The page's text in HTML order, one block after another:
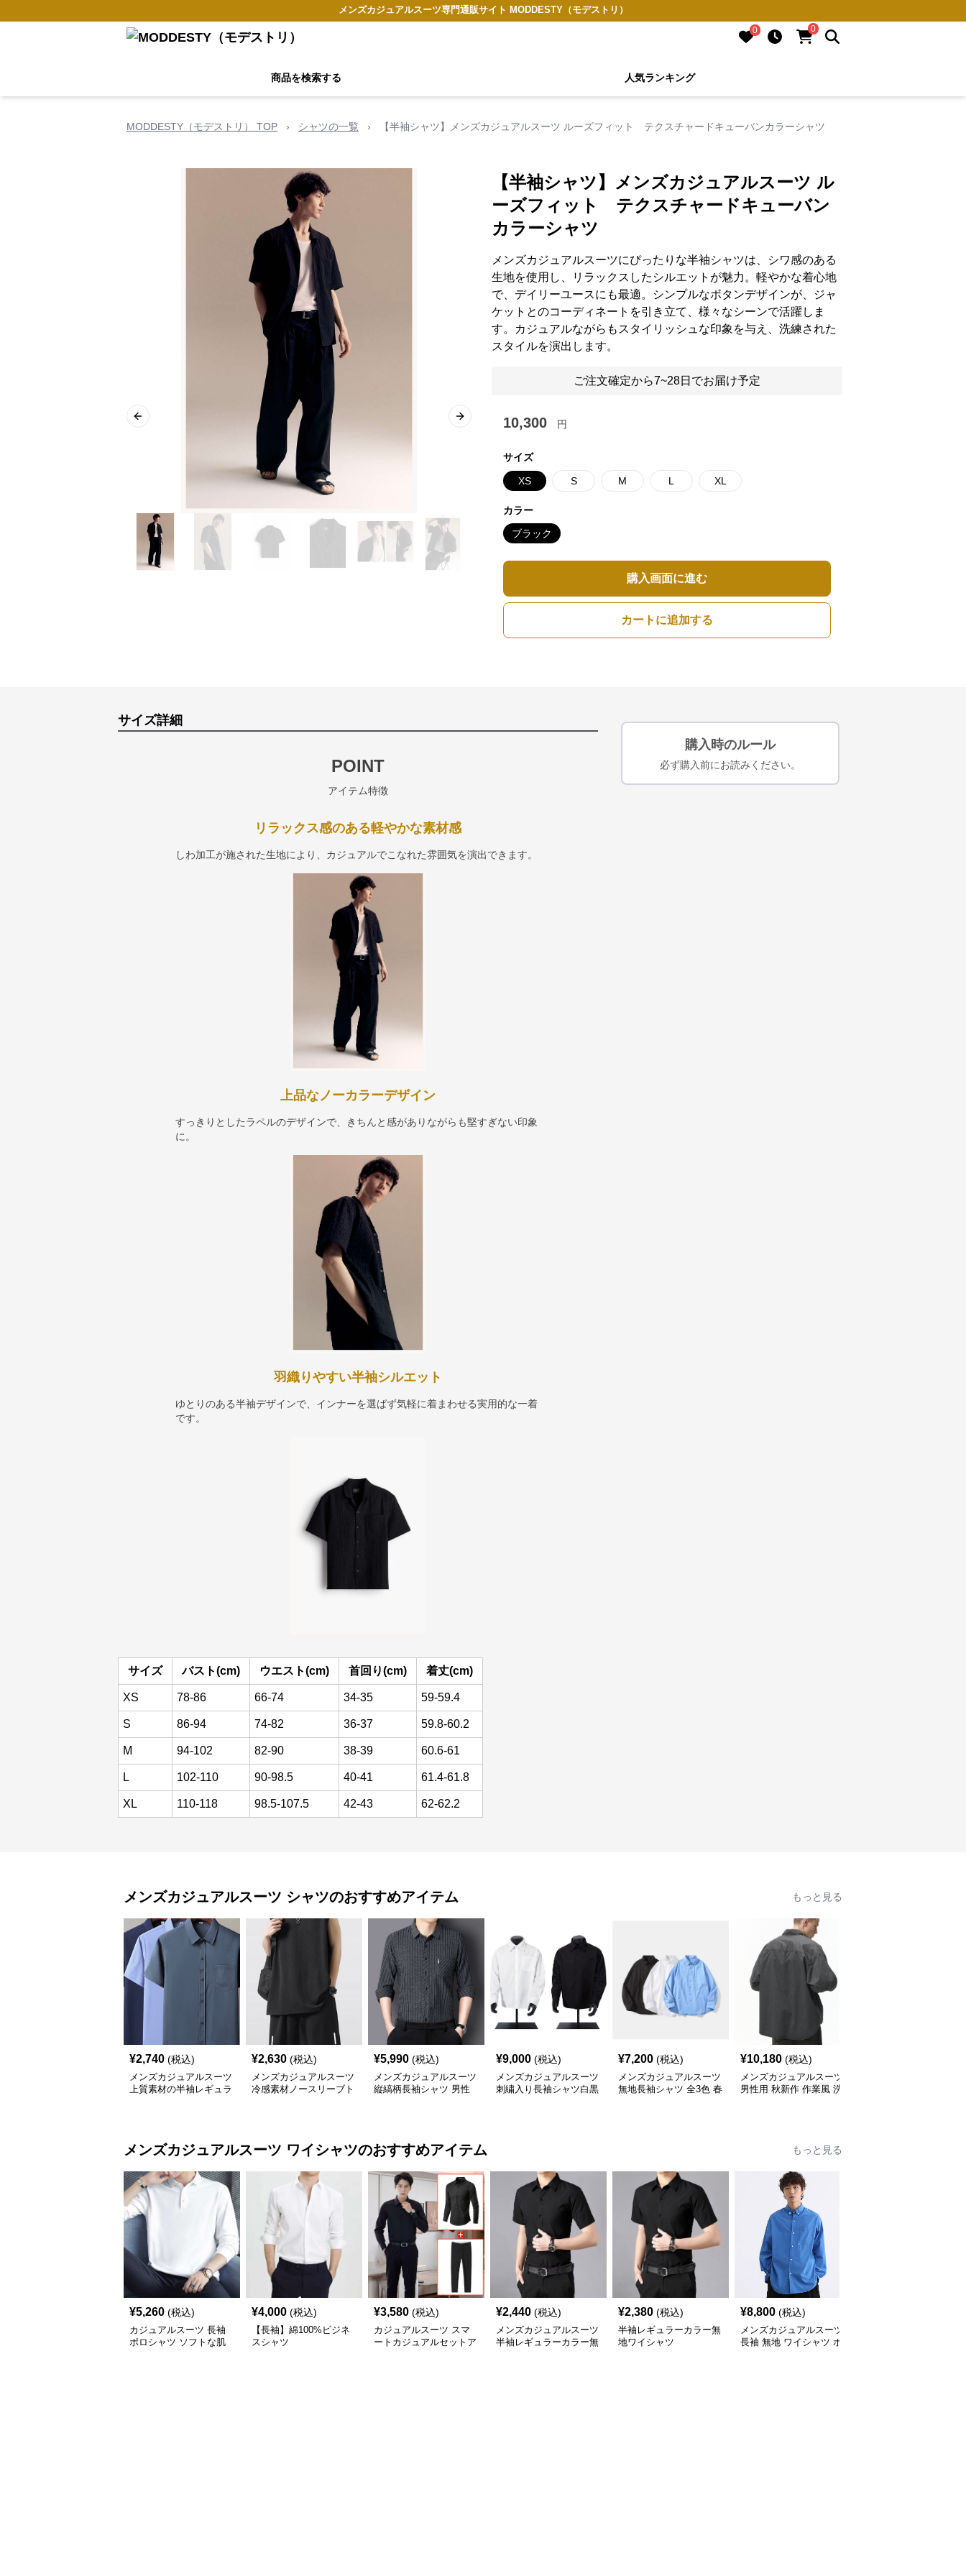
メンズカジュアルスーツ専門通販サイト MODDESTY（モデストリ）
0 0
商品を検索する 人気ランキング
MODDESTY（モデストリ） TOP › シャツの一覧 › 【半袖シャツ】メンズカジュアルスーツ ルーズフィット テクスチャードキューバンカラーシャツ
Previous slide Next slide
【半袖シャツ】メンズカジュアルスーツ ル
ーズフィット テクスチャードキューバン
カラーシャツ
メンズカジュアルスーツにぴったりな半袖シャツは、シワ感のある
生地を使用し、リラックスしたシルエットが魅力。軽やかな着心地
で、デイリーユースにも最適。シンプルなボタンデザインが、ジャ
ケットとのコーディネートを引き立て、様々なシーンで活躍しま
す。カジュアルながらもスタイリッシュな印象を与え、洗練された
スタイルを演出します。
ご注文確定から7~28日でお届け予定
10,300 円
サイズ
XS S M L XL
カラー
ブラック
購入画面に進む
カートに追加する
サイズ詳細
POINT
アイテム特徴
リラックス感のある軽やかな素材感
しわ加工が施された生地により、カジュアルでこなれた雰囲気を演出できます。
上品なノーカラーデザイン
すっきりとしたラペルのデザインで、きちんと感がありながらも堅すぎない印象
に。
羽織りやすい半袖シルエット
ゆとりのある半袖デザインで、インナーを選ばず気軽に着まわせる実用的な一着
です。
サイズ バスト(cm) ウエスト(cm) 首回り(cm) 着丈(cm)
XS 78-86 66-74 34-35 59-59.4
S 86-94 74-82 36-37 59.8-60.2
M 94-102 82-90 38-39 60.6-61
L 102-110 90-98.5 40-41 61.4-61.8
XL 110-118 98.5-107.5 42-43 62-62.2
購入時のルール
必ず購入前にお読みください。
メンズカジュアルスーツ シャツのおすすめアイテム もっと見る
¥2,740 (税込)
メンズカジュアルスーツ
上質素材の半袖レギュラ
¥2,630 (税込)
メンズカジュアルスーツ
冷感素材ノースリーブト
¥5,990 (税込)
メンズカジュアルスーツ
縦縞柄長袖シャツ 男性
¥9,000 (税込)
メンズカジュアルスーツ
刺繍入り長袖シャツ白黒
¥7,200 (税込)
メンズカジュアルスーツ
無地長袖シャツ 全3色 春
¥10,180 (税込)
メンズカジュアルスーツ
男性用 秋新作 作業風 洗
メンズカジュアルスーツ ワイシャツのおすすめアイテム もっと見る
¥5,260 (税込)
カジュアルスーツ 長袖
ポロシャツ ソフトな肌
¥4,000 (税込)
【長袖】綿100%ビジネ
スシャツ
¥3,580 (税込)
カジュアルスーツ スマ
ートカジュアルセットア
¥2,440 (税込)
メンズカジュアルスーツ
半袖レギュラーカラー無
¥2,380 (税込)
半袖レギュラーカラー無
地ワイシャツ
¥8,800 (税込)
メンズカジュアルスーツ
長袖 無地 ワイシャツ ボ